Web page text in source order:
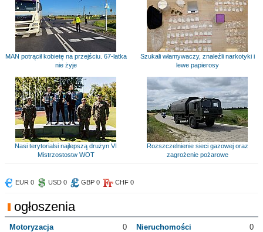
MAN potrącił kobietę na przejściu. 67-latka
nie żyje
Szukali włamywaczy, znaleźli narkotyki i
lewe papierosy
Nasi terytorialsi najlepszą drużyn VI
Mistrzostostw WOT
Rozszczelnienie sieci gazowej oraz
zagrożenie pożarowe
EUR 0 USD 0 GBP 0 CHF 0
ogłoszenia
Motoryzacja 0 Nieruchomości 0